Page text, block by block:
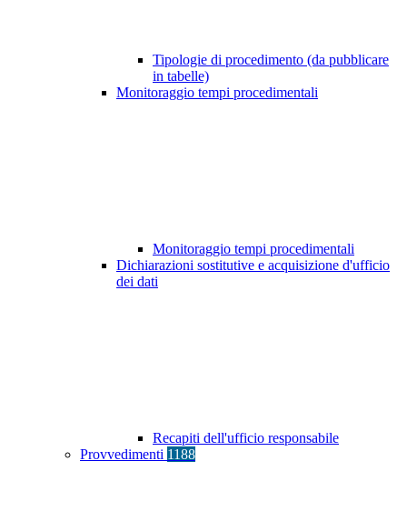
Tipologie di procedimento (da pubblicare
in tabelle)
Monitoraggio tempi procedimentali
Monitoraggio tempi procedimentali
Dichiarazioni sostitutive e acquisizione d'ufficio
dei dati
Recapiti dell'ufficio responsabile
Provvedimenti 1188